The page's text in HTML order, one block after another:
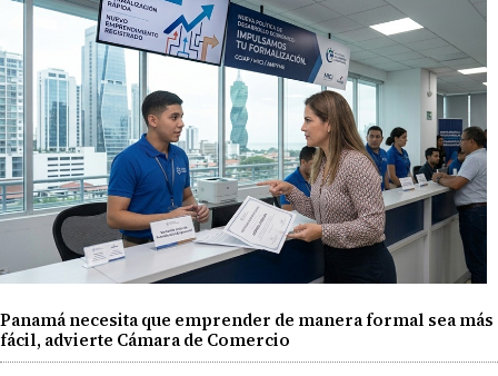
Panamá necesita que emprender de manera formal sea más
fácil, advierte Cámara de Comercio